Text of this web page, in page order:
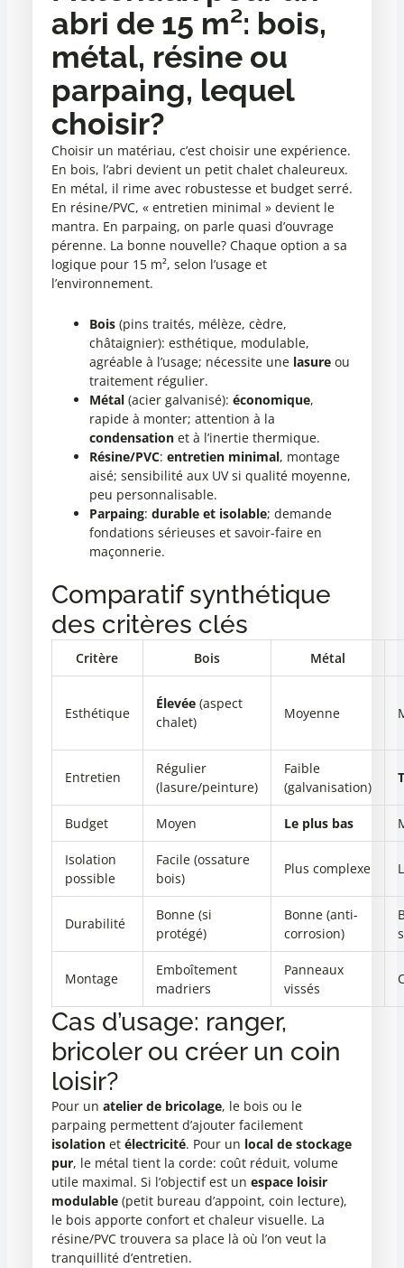
abri de 15 m²: bois,
métal, résine ou
parpaing, lequel
choisir?
Choisir un matériau, c’est choisir une expérience.
En bois, l’abri devient un petit chalet chaleureux.
En métal, il rime avec robustesse et budget serré.
En résine/PVC, « entretien minimal » devient le
mantra. En parpaing, on parle quasi d’ouvrage
pérenne. La bonne nouvelle? Chaque option a sa
logique pour 15 m², selon l’usage et
l’environnement.
Bois(pins traités, mélèze, cèdre,
châtaignier): esthétique, modulable,
agréable à l’usage; nécessite une lasureou
traitement régulier.
Métal(acier galvanisé): économique,
rapide à monter; attention à la
condensationet à l’inertie thermique.
Résine/PVC: entretien minimal, montage
aisé; sensibilité aux UV si qualité moyenne,
peu personnalisable.
Parpaing: durable et isolable; demande
fondations sérieuses et savoir-faire en
maçonnerie.
Comparatif synthétique
des critères clés
Critère Bois Métal
Esthétique
Élevée(aspect
chalet)
Moyenne
Entretien
Régulier
(lasure/peinture)
Faible
(galvanisation)
Budget Moyen Le plus bas
Isolation
possible
Facile (ossature
bois)
Plus complexe
Durabilité
Bonne (si
protégé)
Bonne (anti-
corrosion)
Montage
Emboîtement
madriers
Panneaux
vissés
Cas d’usage: ranger,
bricoler ou créer un coin
loisir?
Pour un atelier de bricolage, le bois ou le
parpaing permettent d’ajouter facilement
isolationet électricité. Pour un local de stockage
pur, le métal tient la corde: coût réduit, volume
utile maximal. Si l’objectif est un espace loisir
modulable(petit bureau d’appoint, coin lecture),
le bois apporte confort et chaleur visuelle. La
résine/PVC trouvera sa place là où l’on veut la
tranquillité d’entretien.